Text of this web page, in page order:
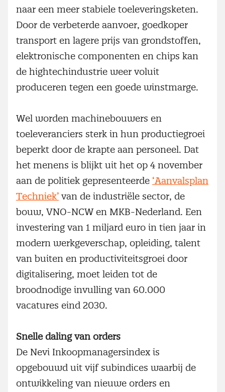
naar een meer stabiele toeleveringsketen.
Door de verbeterde aanvoer, goedkoper
transport en lagere prijs van grondstoffen,
elektronische componenten en chips kan
de hightechindustrie weer voluit
produceren tegen een goede winstmarge.
Wel worden machinebouwers en
toeleveranciers sterk in hun productiegroei
beperkt door de krapte aan personeel. Dat
het menens is blijkt uit het op 4 november
aan de politiek gepresenteerde ‘Aanvalsplan
Techniek’ van de industriële sector, de
bouw, VNO-NCW en MKB-Nederland. Een
investering van 1 miljard euro in tien jaar in
modern werkgeverschap, opleiding, talent
van buiten en productiviteitsgroei door
digitalisering, moet leiden tot de
broodnodige invulling van 60.000
vacatures eind 2030.
Snelle daling van orders
De Nevi Inkoopmanagersindex is
opgebouwd uit vijf subindices waarbij de
ontwikkeling van nieuwe orders en